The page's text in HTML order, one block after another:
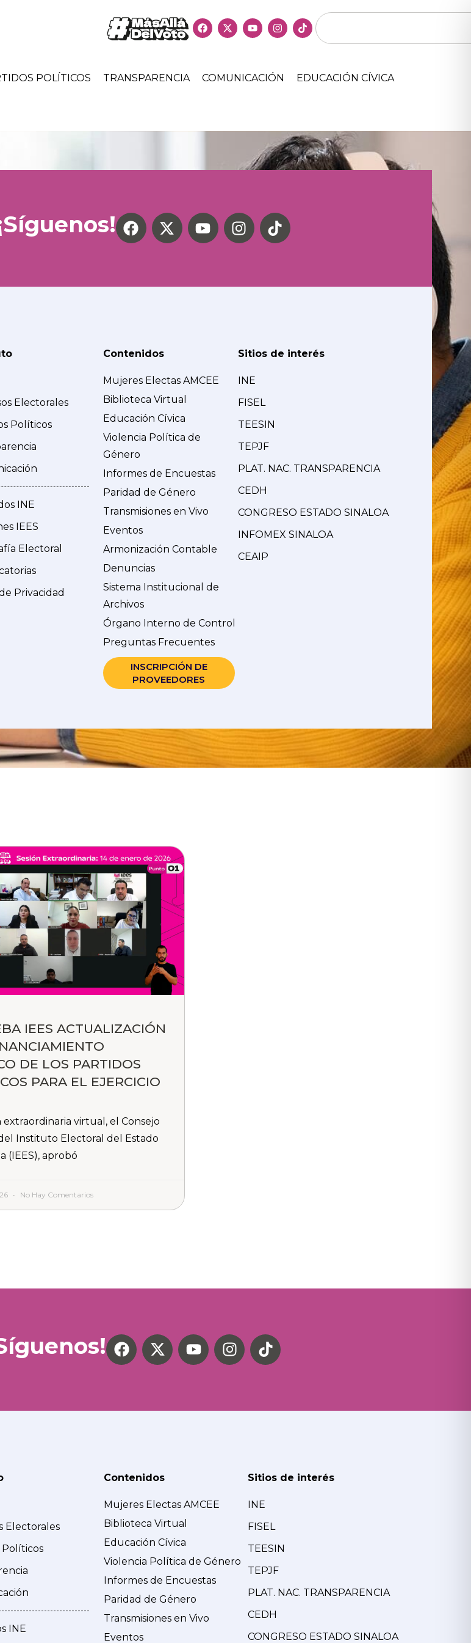
POLÍTICOS TRANSPARENCIA COMUNICACIÓN EDUCACIÓN CÍVICA
Electorales
Políticos
INE
IEES
Electoral
Privacidad
Contenidos
Mujeres Electas AMCEE
Biblioteca Virtual
Educación Cívica
Violencia Política de
Género
Informes de Encuestas
Paridad de Género
Transmisiones en Vivo
Eventos
Armonización Contable
Denuncias
Sistema Institucional de
Archivos
Órgano Interno de Control
Preguntas Frecuentes
INSCRIPCIÓN DE
PROVEEDORES
Sitios de interés
INE
FISEL
TEESIN
TEPJF
PLAT. NAC. TRANSPARENCIA
CEDH
CONGRESO ESTADO SINALOA
INFOMEX SINALOA
CEAIP
IEES ACTUALIZACIÓN
DE LOS PARTIDOS
PARA EL EJERCICIO
extraordinaria virtual, el Consejo
Instituto Electoral del Estado
(IEES), aprobó
No Hay Comentarios
Electorales
Políticos
INE
Contenidos
Mujeres Electas AMCEE
Biblioteca Virtual
Educación Cívica
Violencia Política de Género
Informes de Encuestas
Paridad de Género
Transmisiones en Vivo
Eventos
Sitios de interés
INE
FISEL
TEESIN
TEPJF
PLAT. NAC. TRANSPARENCIA
CEDH
CONGRESO ESTADO SINALOA